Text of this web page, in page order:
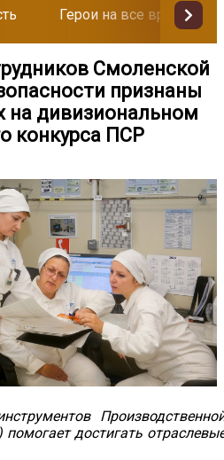
Герои на все времена
Смоленской
признаны
на дивизиональном
конкурса ПСР
достигать